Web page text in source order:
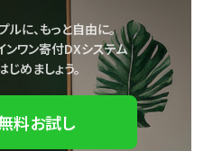
ルに、もっと自由に。
ワン寄付DXシステム
めましょう。
料お試し